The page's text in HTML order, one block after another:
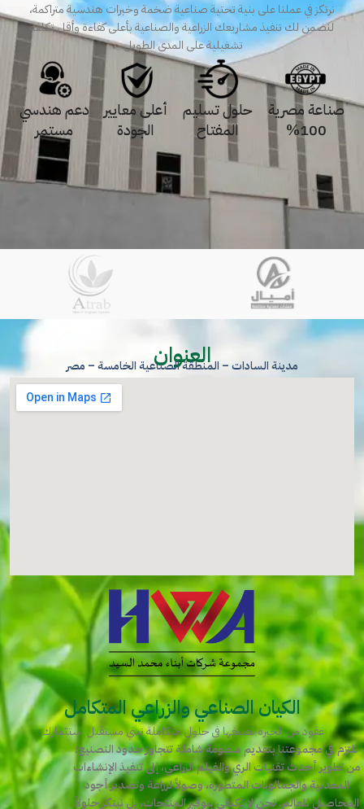
نرتكز في عملنا على بنية تحتية صناعية ضخمة وخبرات هندسية متراكمة،
لنضمن لك تنفيذ مشاريعك الزراعية والصناعية بأعلى كفاءة وأقل تكلفة
تشغيلية على المدى الطويل.
صناعة مصرية
100%
حلول تسليم
المفتاح
أعلى معايير
الجودة
دعم هندسي
مستمر
العنوان
مدينة السادات – المنطقة الصناعية الخامسة – مصر
الكيان الصناعي والزراعي المتكامل
عقود من الخبرة نصيغها في حلول متكاملة تبني مستقبل استثمارك.
نلتزم في مجموعتنا بتقديم منظومة شاملة تتجاوز حدود التصنيع؛
من تطوير أحدث تقنيات الري والفيلم الزراعي، إلى تنفيذ الإنشاءات
المعدنية والجمالونات المتطورة، وصولاً لزراعة وتصدير أجود
المحاصيل للعالم. نحن لا نكتفي بتوفير المنتجات، بل نبتكر حلولاً